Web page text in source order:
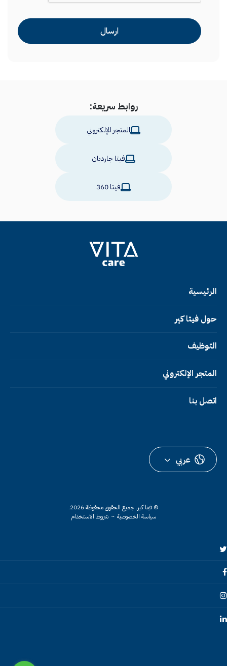
روابط سريعة:
المتجر الإلكتروني
فيتا جارديان
فيتا 360
الرئيسية
حول فيتا كير
التوظيف
المتجر الإلكتروني
اتصل بنا
عربي
© فيتا كير. جميع الحقوق محفوظة 2026.
سياسة الخصوصية ~ شروط الاستخدام
Twitter
Facebook
Instagram
Linkedin